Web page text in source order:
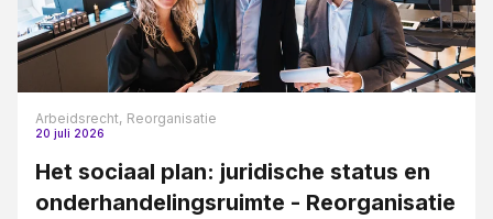
Arbeidsrecht, Reorganisatie
20 juli 2026
Het sociaal plan: juridische status en
onderhandelingsruimte - Reorganisatie